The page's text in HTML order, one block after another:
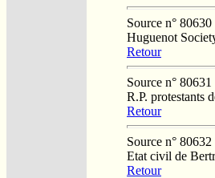
Source n° 80630
Huguenot
Retour
Source n° 80631
R.P. protestants
Retour
Source n° 80632
Etat civil de
Retour